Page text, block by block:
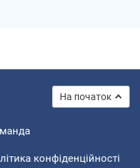
На початок
конфіденційності